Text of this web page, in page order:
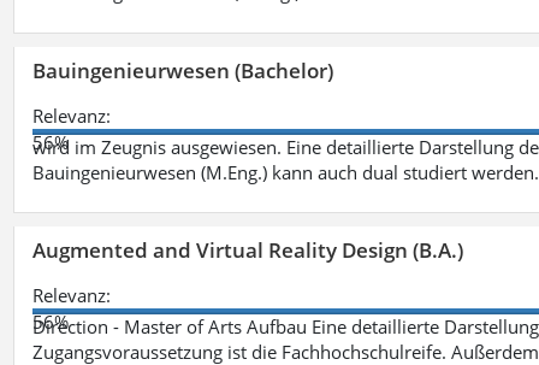
Bauingenieurwesen (Bachelor)
Relevanz:
56%
wird im Zeugnis ausgewiesen. Eine detaillierte Darstellung
Bauingenieurwesen (M.Eng.) kann auch dual studiert
Augmented and Virtual Reality Design (B.A.)
Relevanz:
56%
Direction - Master of Arts Aufbau Eine detaillierte
Zugangsvoraussetzung ist die Fachhochschulreife.